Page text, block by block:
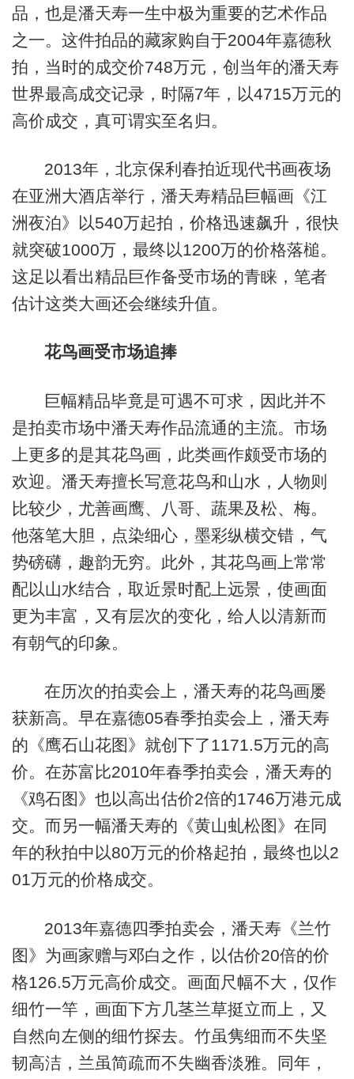
品，也是潘天寿一生中极为重要的艺术作品
之一。这件拍品的藏家购自于2004年嘉德秋
拍，当时的成交价748万元，创当年的潘天寿
世界最高成交记录，时隔7年，以4715万元的
高价成交，真可谓实至名归。
2013年，北京保利春拍近现代书画夜场
在亚洲大酒店举行，潘天寿精品巨幅画《江
洲夜泊》以540万起拍，价格迅速飙升，很快
就突破1000万，最终以1200万的价格落槌。
这足以看出精品巨作备受市场的青睐，笔者
估计这类大画还会继续升值。
花鸟画受市场追捧
巨幅精品毕竟是可遇不可求，因此并不
是拍卖市场中潘天寿作品流通的主流。市场
上更多的是其花鸟画，此类画作颇受市场的
欢迎。潘天寿擅长写意花鸟和山水，人物则
比较少，尤善画鹰、八哥、蔬果及松、梅。
他落笔大胆，点染细心，墨彩纵横交错，气
势磅礴，趣韵无穷。此外，其花鸟画上常常
配以山水结合，取近景时配上远景，使画面
更为丰富，又有层次的变化，给人以清新而
有朝气的印象。
在历次的拍卖会上，潘天寿的花鸟画屡
获新高。早在嘉德05春季拍卖会上，潘天寿
的《鹰石山花图》就创下了1171.5万元的高
价。在苏富比2010年春季拍卖会，潘天寿的
《鸡石图》也以高出估价2倍的1746万港元成
交。而另一幅潘天寿的《黄山虬松图》在同
年的秋拍中以80万元的价格起拍，最终也以2
01万元的价格成交。
2013年嘉德四季拍卖会，潘天寿《兰竹
图》为画家赠与邓白之作，以估价20倍的价
格126.5万元高价成交。画面尺幅不大，仅作
细竹一竿，画面下方几茎兰草挺立而上，又
自然向左侧的细竹探去。竹虽隽细而不失坚
韧高洁，兰虽简疏而不失幽香淡雅。同年，